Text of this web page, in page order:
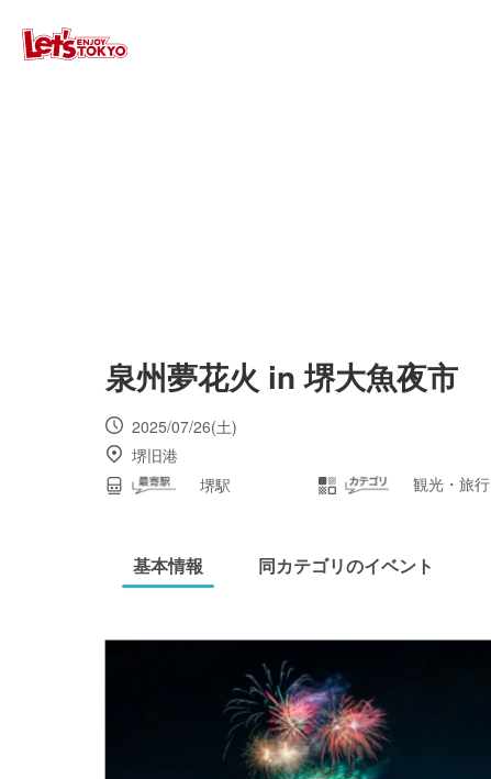
泉州夢花火 in 堺大魚夜市
2025/07/26(土)
堺旧港
堺駅
観光・旅行
基本情報 同カテゴリのイベント